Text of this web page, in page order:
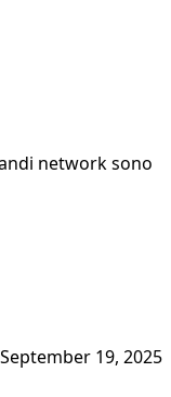
network sono
September 19, 2025